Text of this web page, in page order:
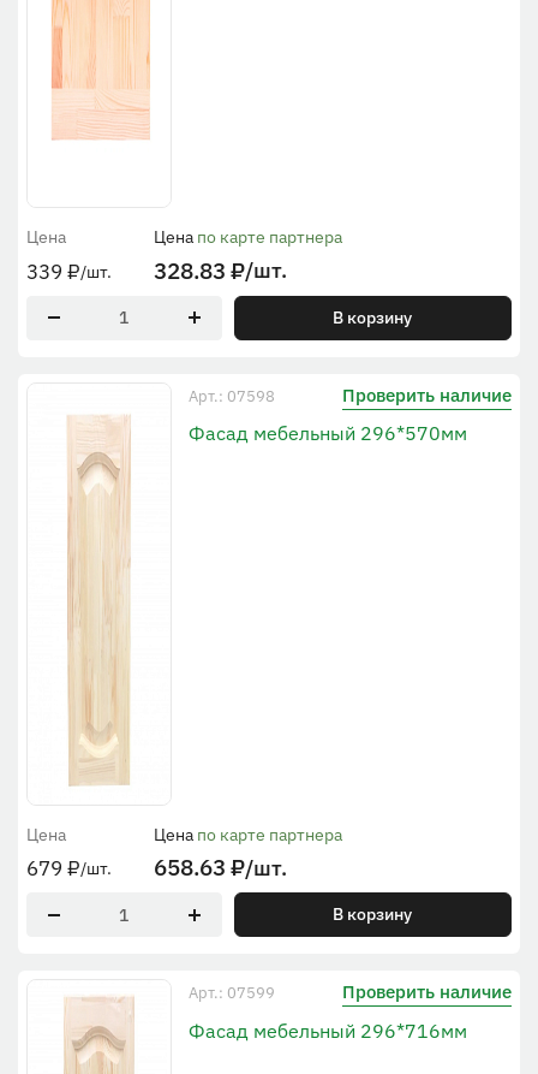
Цена
339 ₽/шт.
Цена по карте партнера
328.83 ₽/шт.
В корзину
Арт.: 07598 Проверить наличие
Фасад мебельный 296*570мм
Цена
679 ₽/шт.
Цена по карте партнера
658.63 ₽/шт.
В корзину
Арт.: 07599 Проверить наличие
Фасад мебельный 296*716мм